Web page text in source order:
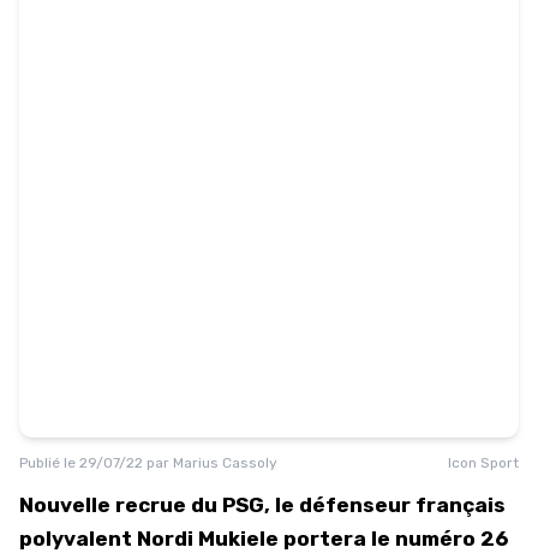
Publié le 29/07/22 par Marius Cassoly Icon Sport
Nouvelle recrue du PSG, le défenseur français
polyvalent Nordi Mukiele portera le numéro 26